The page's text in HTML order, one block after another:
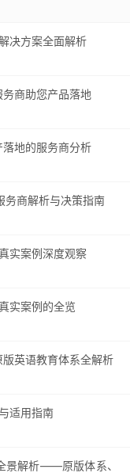
决方案全面解析
商助您产品落地
地的服务商分析
务商解析与决策指南
实案例深度观察
实案例的全览
英语教育体系全解析
适用指南
景解析——原版体系、